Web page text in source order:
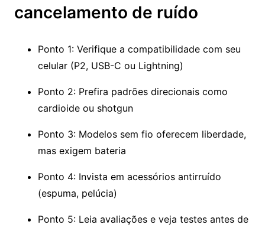
cancelamento de ruído
Ponto 1: Verifique a compatibilidade com seu
celular (P2, USB-C ou Lightning)
Ponto 2: Prefira padrões direcionais como
cardioide ou shotgun
Ponto 3: Modelos sem fio oferecem liberdade,
mas exigem bateria
Ponto 4: Invista em acessórios antirruído
(espuma, pelúcia)
Ponto 5: Leia avaliações e veja testes antes de